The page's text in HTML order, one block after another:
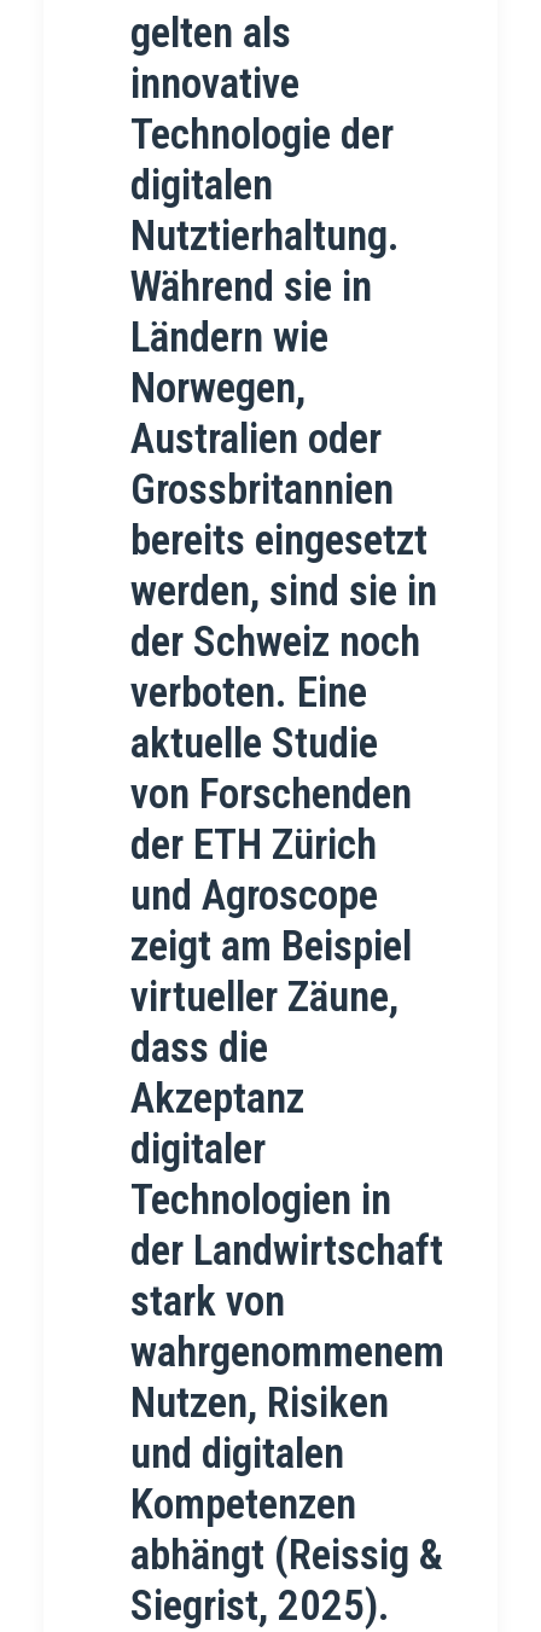
gelten als
innovative
Technologie der
digitalen
Nutztierhaltung.
Während sie in
Ländern wie
Norwegen,
Australien oder
Grossbritannien
bereits eingesetzt
werden, sind sie in
der Schweiz noch
verboten. Eine
aktuelle Studie
von Forschenden
der ETH Zürich
und Agroscope
zeigt am Beispiel
virtueller Zäune,
dass die
Akzeptanz
digitaler
Technologien in
der Landwirtschaft
stark von
wahrgenommenem
Nutzen, Risiken
und digitalen
Kompetenzen
abhängt (Reissig &
Siegrist, 2025).